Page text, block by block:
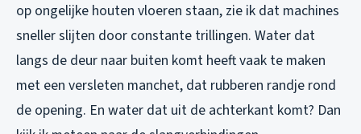
op ongelijke houten vloeren staan, zie ik dat machines
sneller slijten door constante trillingen. Water dat
langs de deur naar buiten komt heeft vaak te maken
met een versleten manchet, dat rubberen randje rond
de opening. En water dat uit de achterkant komt? Dan